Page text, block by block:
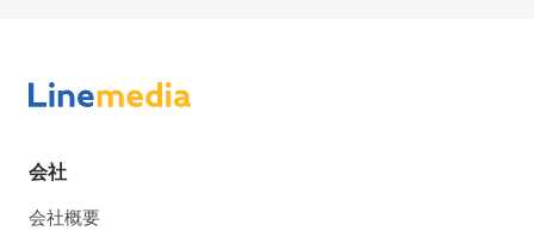
会社
会社概要